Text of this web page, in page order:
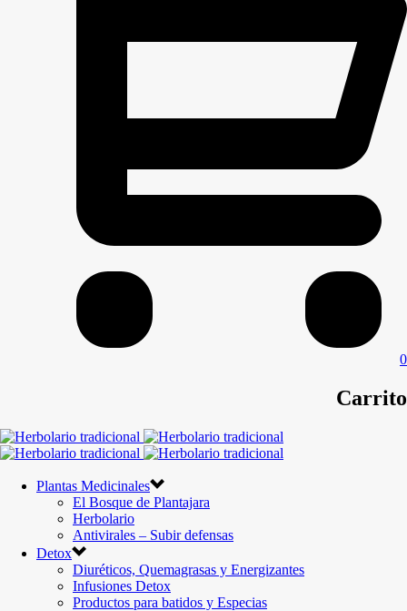
0
Carrito
Plantas Medicinales
El Bosque de Plantajara
Herbolario
Antivirales – Subir defensas
Detox
Diuréticos, Quemagrasas y Energizantes
Infusiones Detox
Productos para batidos y Especias